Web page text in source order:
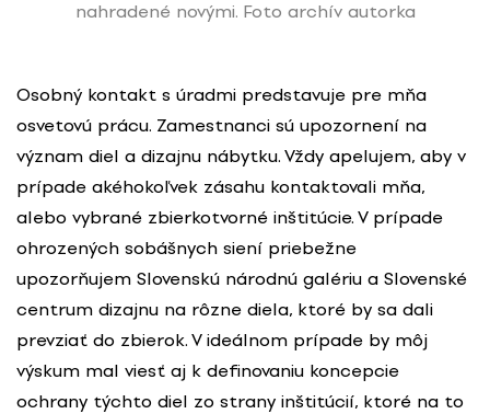
nahradené novými. Foto archív autorka
Osobný kontakt s úradmi predstavuje pre mňa
osvetovú prácu. Zamestnanci sú upozornení na
význam diel a dizajnu nábytku. Vždy apelujem, aby v
prípade akéhokoľvek zásahu kontaktovali mňa,
alebo vybrané zbierkotvorné inštitúcie. V prípade
ohrozených sobášnych siení priebežne
upozorňujem Slovenskú národnú galériu a Slovenské
centrum dizajnu na rôzne diela, ktoré by sa dali
prevziať do zbierok. V ideálnom prípade by môj
výskum mal viesť aj k definovaniu koncepcie
ochrany týchto diel zo strany inštitúcií, ktoré na to